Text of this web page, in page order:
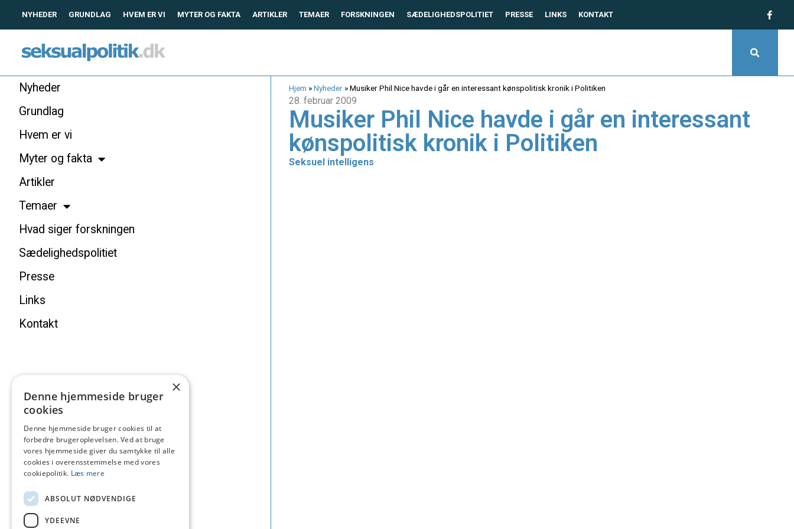
NYHEDER GRUNDLAG HVEM ER VI MYTER OG FAKTA ARTIKLER TEMAER FORSKNINGEN SÆDELIGHEDSPOLITIET PRESSE LINKS KONTAKT
Nyheder
Grundlag
Hvem er vi
Myter og fakta
Artikler
Temaer
Hvad siger forskningen
Sædelighedspolitiet
Presse
Links
Kontakt
Hjem »Nyheder»Musiker Phil Nice havde i går en interessant kønspolitisk kronik i Politiken
28. februar 2009
Musiker Phil Nice havde i går en interessant
kønspolitisk kronik i Politiken
Seksuel intelligens
×
Denne hjemmeside bruger
cookies
Denne hjemmeside bruger cookies til at
forbedre brugeroplevelsen. Ved at bruge
vores hjemmeside giver du samtykke til alle
cookies i overensstemmelse med vores
cookiepolitik. Læs mere
ABSOLUT NØDVENDIGE
YDEEVNE